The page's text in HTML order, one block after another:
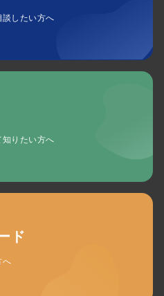
したい方へ
りたい方へ
ド
へ